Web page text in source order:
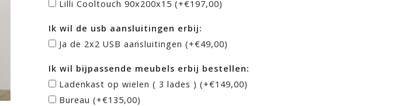
Lilli Cooltouch 90x200x15 (+€197,00)
Ik wil de usb aansluitingen erbij:
Ja de 2x2 USB aansluitingen (+€49,00)
Ik wil bijpassende meubels erbij bestellen:
Ladenkast op wielen ( 3 lades ) (+€149,00)
Bureau (+€135,00)